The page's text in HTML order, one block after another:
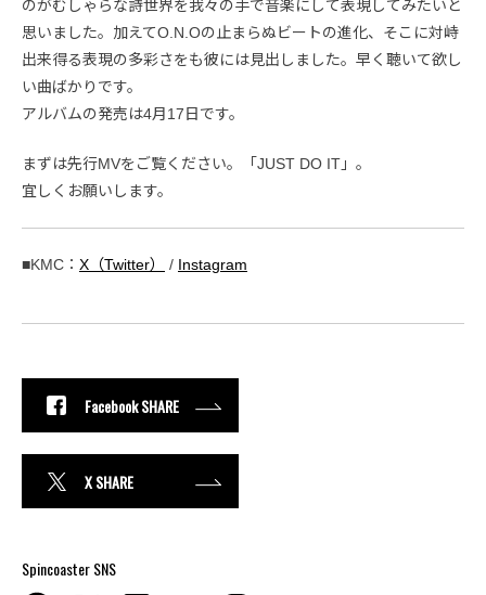
のがむしゃらな詩世界を我々の手で音楽にして表現してみたいと
思いました。加えてO.N.Oの止まらぬビートの進化、そこに対峙
出来得る表現の多彩さをも彼には見出しました。早く聴いて欲し
い曲ばかりです。
アルバムの発売は4月17日です。
まずは先行MVをご覧ください。「JUST DO IT」。
宜しくお願いします。
■KMC： X（Twitter） / Instagram
Facebook SHARE
X SHARE
Spincoaster SNS